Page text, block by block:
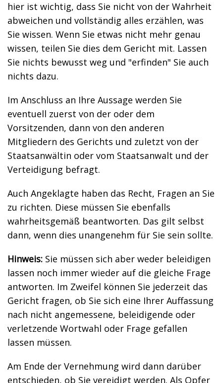
hier ist wichtig, dass Sie nicht von der Wahrheit
abweichen und vollständig alles erzählen, was
Sie wissen. Wenn Sie etwas nicht mehr genau
wissen, teilen Sie dies dem Gericht mit. Lassen
Sie nichts bewusst weg und "erfinden" Sie auch
nichts dazu.
Im Anschluss an Ihre Aussage werden Sie
eventuell zuerst von der oder dem
Vorsitzenden, dann von den anderen
Mitgliedern des Gerichts und zuletzt von der
Staatsanwältin oder vom Staatsanwalt und der
Verteidigung befragt.
Auch Angeklagte haben das Recht, Fragen an Sie
zu richten. Diese müssen Sie ebenfalls
wahrheitsgemäß beantworten. Das gilt selbst
dann, wenn dies unangenehm für Sie sein sollte.
Hinweis: Sie müssen sich aber weder beleidigen
lassen noch immer wieder auf die gleiche Frage
antworten. Im Zweifel können Sie jederzeit das
Gericht fragen, ob Sie sich eine Ihrer Auffassung
nach nicht angemessene, beleidigende oder
verletzende Wortwahl oder Frage gefallen
lassen müssen.
Am Ende der Vernehmung wird dann darüber
entschieden, ob Sie vereidigt werden. Als Opfer